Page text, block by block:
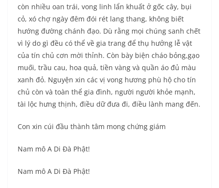
còn nhiều oan trái, vong linh lẩn khuất ở gốc cây, bụi
cỏ, xó chợ ngày đêm đói rét lang thang, không biết
hướng đường chánh đạo. Dù rằng mọi chúng sanh chết
vì lý do gì đều có thể về gia trang để thụ hưởng lễ vật
của tín chủ cơn mời thỉnh. Còn bày biện cháo bỏng,gạo
muối, trầu cau, hoa quả, tiền vàng và quần áo đủ màu
xanh đỏ. Nguyện xin các vị vong hương phù hộ cho tín
chủ còn và toàn thể gia đình, người người khỏe mạnh,
tài lộc hưng thịnh, điều dữ đưa đi, điều lành mang đến.
Con xin cúi đầu thành tâm mong chứng giám
Nam mô A Di Đà Phật!
Nam mô A Di Đà Phật!